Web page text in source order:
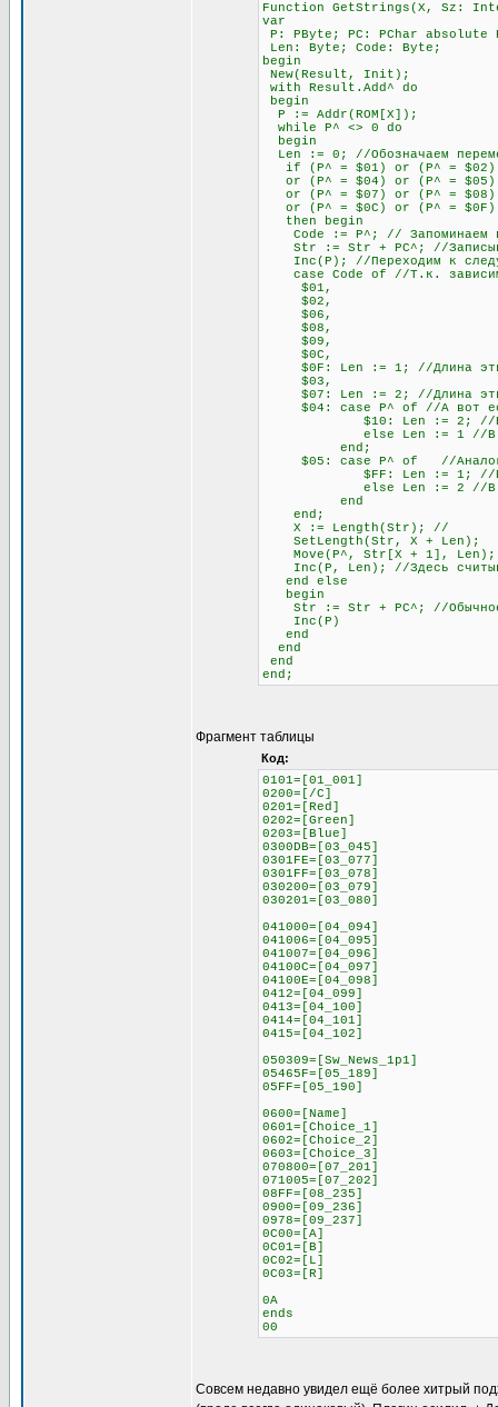
Function GetStrings(X, Sz:
var
P: PByte; PC: PChar absolute
Len: Byte; Code: Byte;
begin
New(Result, Init);
with Result.Add^ do
begin
P := Addr(ROM[X]);
while P^ <> 0 do
begin
Len := 0; //Обозначаем
if (P^ = $01) or (P^ = $02) or
or (P^ = $04) or (P^ = $05) or
or (P^ = $07) or (P^ = $08)
or (P^ = $0C) or (P^ = $0F)
then begin
Code := P^; // Запоминаем
Str := Str + PC^; //
Inc(P); //Переходим к
case Code of //Т.к.
$01,
$02,
$06,
$08,
$09,
$0C,
$0F: Len := 1; //Длина этих
$03,
$07: Len := 2; //Длина этих
$04: case P^ of //А вот если
$10: Len := 2; //Если
else Len := 1 //В любом
end;
$05: case P^ of //
$FF: Len := 1; //Если
else Len := 2 //В любом
end
end;
X := Length(Str); //
SetLength(Str, X +
Move(P^, Str[X + 1],
Inc(P, Len); //Здесь
end else
begin
Str := Str + PC^; //Обычное
Inc(P)
end
end
end
end;
Фрагмент таблицы
Код:
0101=[01_001]
0200=[/C]
0201=[Red]
0202=[Green]
0203=[Blue]
0300DB=[03_045]
0301FE=[03_077]
0301FF=[03_078]
030200=[03_079]
030201=[03_080]
041000=[04_094]
041006=[04_095]
041007=[04_096]
04100C=[04_097]
04100E=[04_098]
0412=[04_099]
0413=[04_100]
0414=[04_101]
0415=[04_102]
050309=[Sw_News_1p1]
05465F=[05_189]
05FF=[05_190]
0600=[Name]
0601=[Choice_1]
0602=[Choice_2]
0603=[Choice_3]
070800=[07_201]
071005=[07_202]
08FF=[08_235]
0900=[09_236]
0978=[09_237]
0C00=[A]
0C01=[B]
0C02=[L]
0C03=[R]
0A
ends
00
Совсем недавно увидел ещё более хитрый